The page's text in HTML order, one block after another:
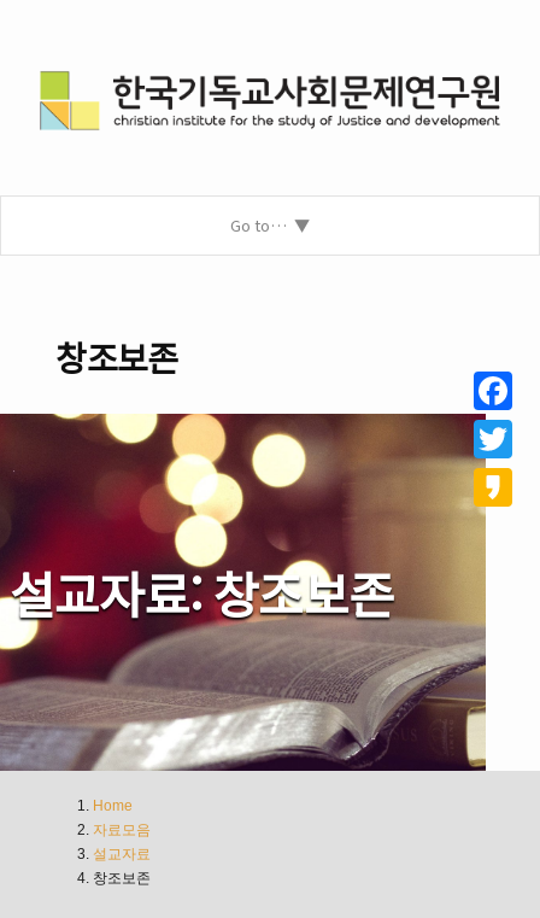
Go to…
창조보존
설교자료: 창조보존
Home
자료모음
설교자료
창조보존
Twitter